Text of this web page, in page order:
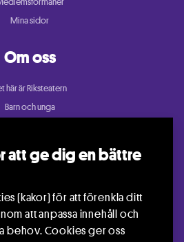
att ge dig en bättre
(kakor) för att förenkla ditt
att anpassa innehåll och
behov. Cookies ger oss
Mina sidor
Om oss
här är Riksteatern
Barn och unga
och festival
Samtida cirkus
Teater